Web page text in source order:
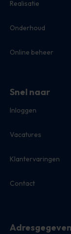
Realisatie
Onderhoud
Online beheer
Snel naar
Inloggen
Vacatures
Klantervaringen
Contact